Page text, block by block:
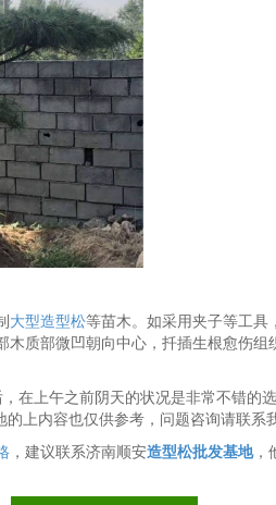
大型造型松等苗木。如采用夹子等工具
质部微凹朝向中心，扦插生根愈伤组
在上午之前阴天的状况是非常不错的
上内容也仅供参考，问题咨询请联系
，建议联系济南顺安造型松批发基地，